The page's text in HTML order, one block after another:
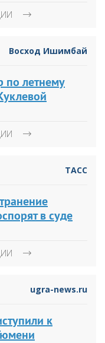
Восход Ишимбай
по летнему
ТАСС
в суде
ugra-news.ru
к